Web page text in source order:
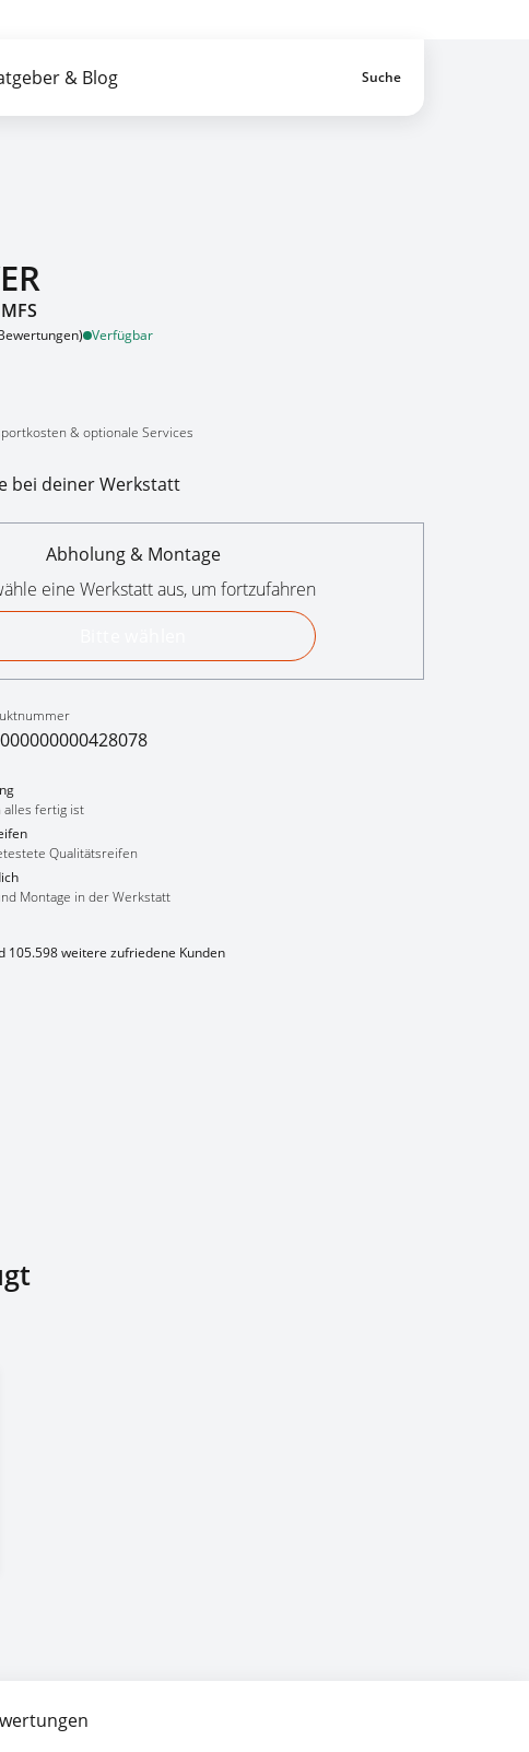
& Blog SucheArtikel im
Verfügbar
& optionale Services
bei deiner Werkstatt
Abholung & Montage
eine Werkstatt aus, um fortzufahren
alles fertig ist
Qualitätsreifen
Montage in der Werkstatt
105.598 weitere zufriedene Kunden